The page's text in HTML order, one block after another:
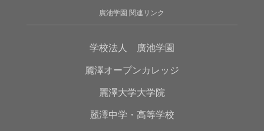
廣池学園 関連リンク
学校法人 廣池学園
麗澤オープンカレッジ
麗澤大学大学院
麗澤中学・高等学校